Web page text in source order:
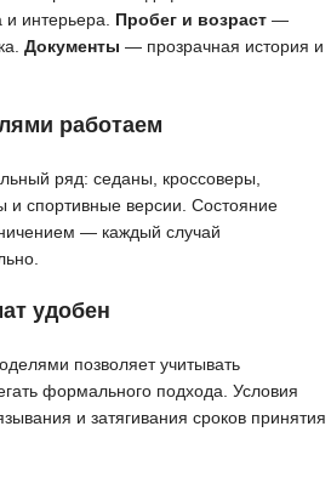
интерьера. Пробег и возраст —
Документы — прозрачная история и
работаем
ряд: седаны, кроссоверы,
и спортивные версии. Состояние
— каждый случай
удобен
позволяет учитывать
формального подхода. Условия
и затягивания сроков принятия